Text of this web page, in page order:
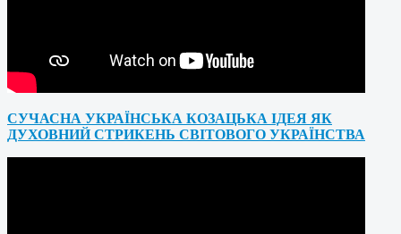
СУЧАСНА УКРАЇНСЬКА КОЗАЦЬКА ІДЕЯ ЯК
ДУХОВНИЙ СТРИКЕНЬ СВІТОВОГО УКРАЇНСТВА